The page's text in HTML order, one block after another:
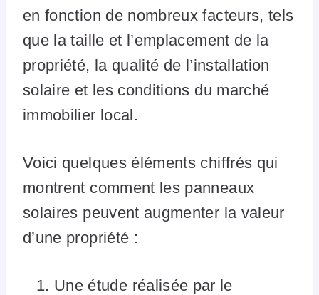
en fonction de nombreux facteurs, tels
que la taille et l’emplacement de la
propriété, la qualité de l’installation
solaire et les conditions du marché
immobilier local.
Voici quelques éléments chiffrés qui
montrent comment les panneaux
solaires peuvent augmenter la valeur
d’une propriété :
Une étude réalisée par le